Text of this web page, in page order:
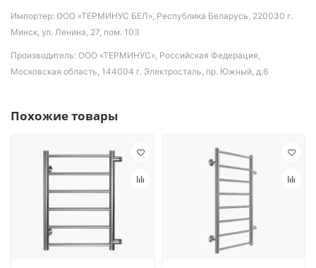
Импортер: ООО «ТЕРМИНУС БЕЛ», Республика Беларусь, 220030 г.
Минск, ул. Ленина, 27, пом. 103
Производитель: ООО «ТЕРМИНУС», Российская Федерация,
Московская область, 144004 г. Электросталь, пр. Южный, д.6
Похожие товары